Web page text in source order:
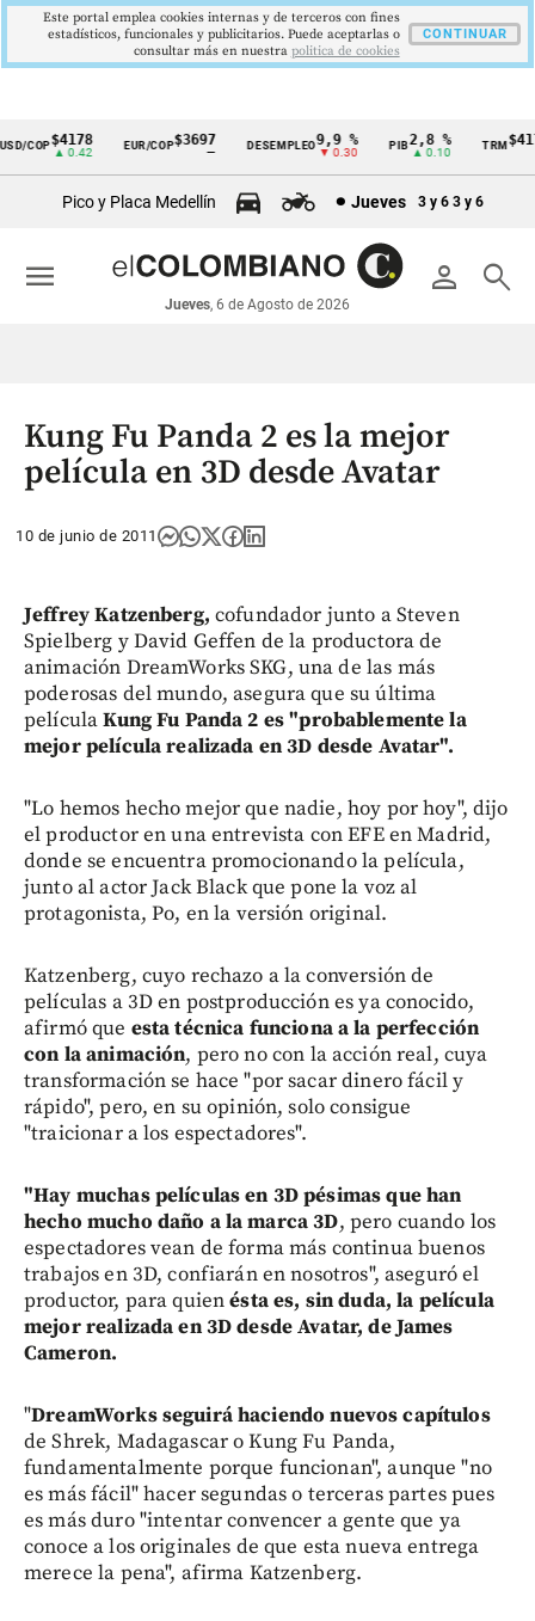
Cintillo
económicos
Colombia
COP$4178
▲ 0.42
EUR/COP$3697 DESEMPLEO 9,9 %
▼ 0.30
PIB2,8 %
▲ 0.10
TRM
Pico y Placa Medellín Jueves 3 y 6 3 y 6
person search
Jueves, 6 de Agosto de 2026
menu
Kung Fu Panda 2 es la mejor
película en 3D desde Avatar
10 de junio de 2011
Jeffrey Katzenberg, cofundador junto a Steven
Spielberg y David Geffen de la productora de
animación DreamWorks SKG, una de las más
poderosas del mundo, asegura que su última
películaKung Fu Panda 2 es "probablemente la
mejor película realizada en 3D desde Avatar".
"Lo hemos hecho mejor que nadie, hoy por hoy", dijo
el productor en una entrevista con EFE en Madrid,
donde se encuentra promocionando la película,
junto al actor Jack Black que pone la voz al
protagonista, Po, en la versión original.
Katzenberg, cuyo rechazo a la conversión de
películas a 3D en postproducción es ya conocido,
afirmó que esta técnica funciona a la perfección
con la animación, pero no con la acción real, cuya
transformación se hace "por sacar dinero fácil y
rápido", pero, en su opinión, solo consigue
"traicionar a los espectadores".
"Hay muchas películas en 3D pésimas que han
hecho mucho daño a la marca 3D, pero cuando los
espectadores vean de forma más continua buenos
trabajos en 3D, confiarán en nosotros", aseguró el
productor, para quienésta es, sin duda, la película
mejor realizada en 3D desde Avatar, de James
Cameron.
"DreamWorks seguirá haciendo nuevos capítulos
de Shrek, Madagascar o Kung Fu Panda,
fundamentalmente porque funcionan", aunque "no
es más fácil" hacer segundas o terceras partes pues
es más duro "intentar convencer a gente que ya
conoce a los originales de que esta nueva entrega
merece la pena", afirma Katzenberg.
Este portal emplea cookies internas y de terceros con fines
estadísticos, funcionales y publicitarios. Puede aceptarlas o
consultar más en nuestra politica de cookies
CONTINUAR